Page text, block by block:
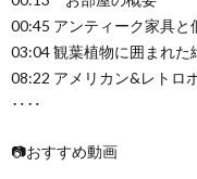
00:45 アンティーク家具
03:04 観葉植物に囲まれた
08:22 アメリカン&レトロ
‥‥
📷おすすめ動画